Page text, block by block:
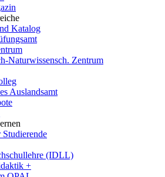
Katalog
Naturwissensch. Zentrum
Auslandsamt
(IDLL)
+